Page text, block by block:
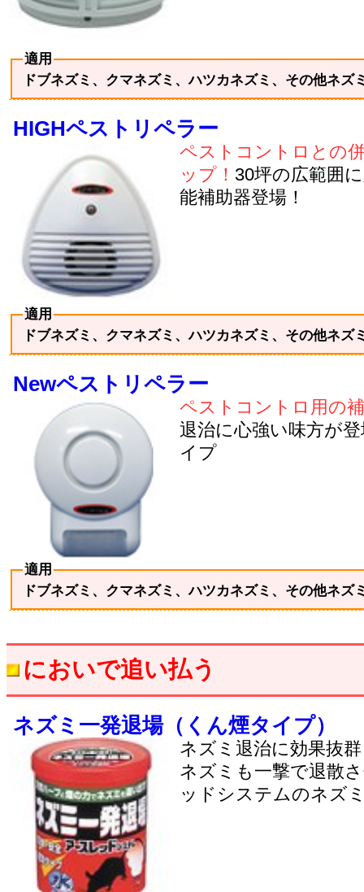
適用
ドブネズミ、クマネズミ、ハツカネズミ、その他ネズ
HIGHペストリペラー
ペストコントロとの
ップ！ 30坪の広範囲
能補助器登場！
適用
ドブネズミ、クマネズミ、ハツカネズミ、その他ネズ
Newペストリペラー
ペストコントロ用の
退治に心強い味方が
イプ
適用
ドブネズミ、クマネズミ、ハツカネズミ、その他ネズ
においで追い払う
ネズミ一発退場（くん煙タイプ）
ネズミ退治に効果抜
ネズミも一撃で退散
ッドシステムのネズ